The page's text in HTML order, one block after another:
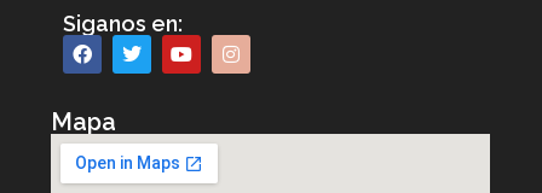
Siganos en:
Mapa